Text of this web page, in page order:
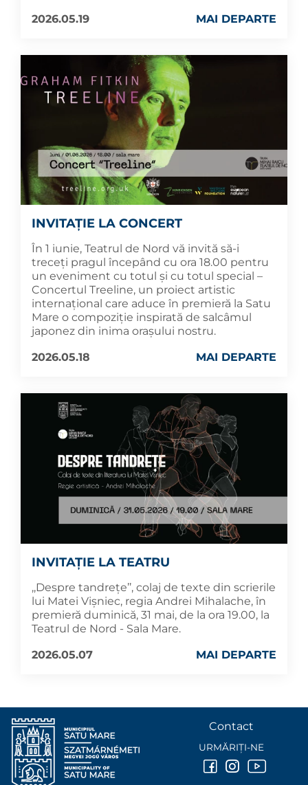
2026.05.19
MAI DEPARTE
INVITAȚIE LA CONCERT
În 1 iunie, Teatrul de Nord vă invită să-i
treceți pragul începând cu ora 18.00 pentru
un eveniment cu totul și cu totul special –
Concertul Treeline, un proiect artistic
internațional care aduce în premieră la Satu
Mare o compoziție inspirată de salcâmul
japonez din inima orașului nostru.
2026.05.18
MAI DEPARTE
INVITAȚIE LA TEATRU
,,Despre tandrețe’’, colaj de texte din scrierile
lui Matei Vișniec, regia Andrei Mihalache, în
premieră duminică, 31 mai, de la ora 19.00, la
Teatrul de Nord - Sala Mare.
2026.05.07
MAI DEPARTE
Contact
URMĂRIȚI-NE